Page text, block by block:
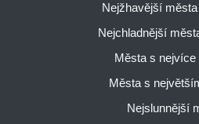
Nejžhavější
Nejchladnější
Města s nejvíce
Města s
Nejslunnější